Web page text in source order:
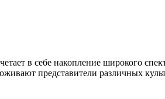
в себе накопление широкого
представители различных